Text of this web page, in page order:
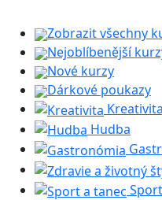
Zobrazit všechny
Nejoblíbenější
Nové kurzy
Dárkové poukazy
Kreativita
Hudba